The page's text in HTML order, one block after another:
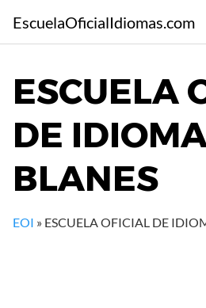
l
EscuelaOficialIdiomas.com
ESCUELA
DE
BLANES
EOI » ESCUELA OFICIAL DE